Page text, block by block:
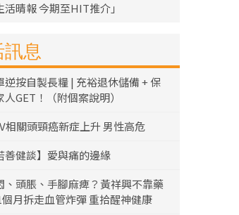
活晴報 今期至HIT推介」
息
逆按自製長糧 | 充裕退休儲備 + 保
人GET！（附個案說明）
相關頭頸癌新症上升 男性高危
善健談】愛與痛的邊緣
、頭脹、手腳麻痺？黃祥興不靠藥
個月拆走血管炸彈 重拾醒神健康